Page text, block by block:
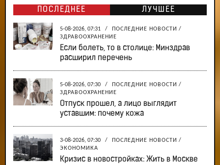
ПОСЛЕДНЕЕ ЛУЧШЕЕ
5-08-2026, 07:31 / ПОСЛЕДНИЕ НОВОСТИ /
ЗДРАВООХРАНЕНИЕ
Если болеть, то в столице: Минздрав
расширил перечень
5-08-2026, 07:30 / ПОСЛЕДНИЕ НОВОСТИ /
ЗДРАВООХРАНЕНИЕ
Отпуск прошел, а лицо выглядит
уставшим: почему кожа
3-08-2026, 07:30 / ПОСЛЕДНИЕ НОВОСТИ /
ЭКОНОМИКА
Кризис в новостройках: Жить в Москве